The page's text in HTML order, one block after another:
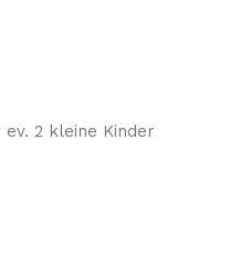
2 kleine Kinder